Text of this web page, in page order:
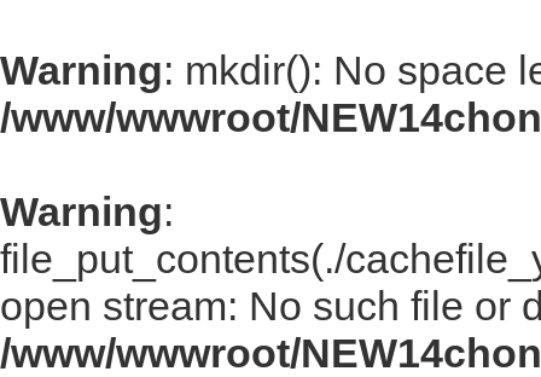
Warning: mkdir(): No space
/www/wwwroot/
Warning:
file_put_contents(./
open stream: No such file or
/www/wwwroot/